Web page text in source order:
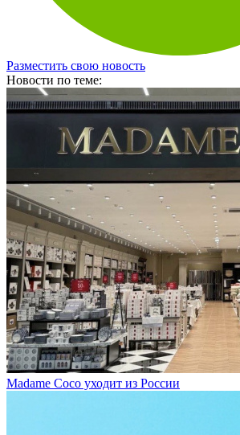
Разместить свою новость
Новости по теме:
Madame Coco уходит из России